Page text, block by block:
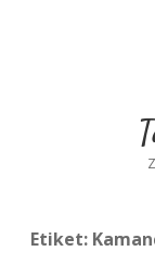
Etiket: